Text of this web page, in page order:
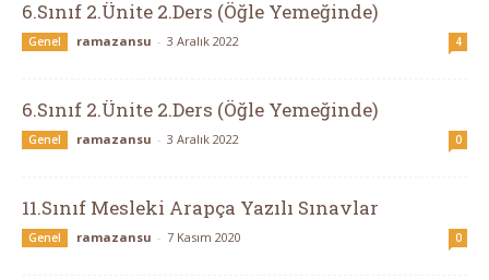
6.Sınıf 2.Ünite 2.Ders (Öğle Yemeğinde)
Genel ramazansu - 3 Aralık 2022 4
6.Sınıf 2.Ünite 2.Ders (Öğle Yemeğinde)
Genel ramazansu - 3 Aralık 2022 0
11.Sınıf Mesleki Arapça Yazılı Sınavlar
Genel ramazansu - 7 Kasım 2020 0